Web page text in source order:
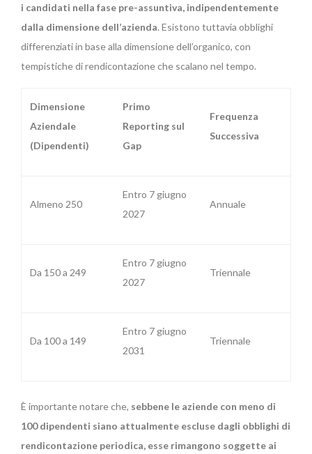
i candidati nella fase pre-assuntiva, indipendentemente
dalla dimensione dell’azienda. Esistono tuttavia obblighi
differenziati in base alla dimensione dell’organico, con
tempistiche di rendicontazione che scalano nel tempo.
Dimensione
Aziendale
(Dipendenti)
Primo
Reporting sul
Gap
Frequenza
Successiva
Almeno 250
Entro 7 giugno
2027
Annuale
Da 150 a 249
Entro 7 giugno
2027
Triennale
Da 100 a 149
Entro 7 giugno
2031
Triennale
È importante notare che, sebbene le aziende con meno di
100 dipendenti siano attualmente escluse dagli obblighi di
rendicontazione periodica, esse rimangono soggette ai